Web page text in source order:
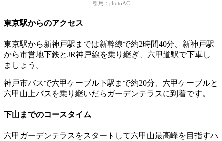
引用： photoAC
東京駅からのアクセス
東京駅から新神戸駅までは新幹線で約2時間40分、新神戸駅
から市営地下鉄とJR神戸線を乗り継ぎ、六甲道駅で下車し
ましょう。
神戸市バスで六甲ケーブル下駅まで約20分、六甲ケーブルと
六甲山上バスを乗り継いだらガーデンテラスに到着です。
下山までのコースタイム
六甲ガーデンテラスをスタートして六甲山最高峰を目指すハ